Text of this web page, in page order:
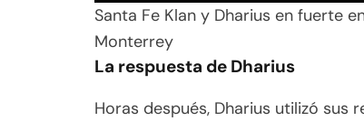
Santa Fe Klan y Dharius en fuerte
Monterrey
La respuesta de Dharius
Horas después, Dharius utilizó sus